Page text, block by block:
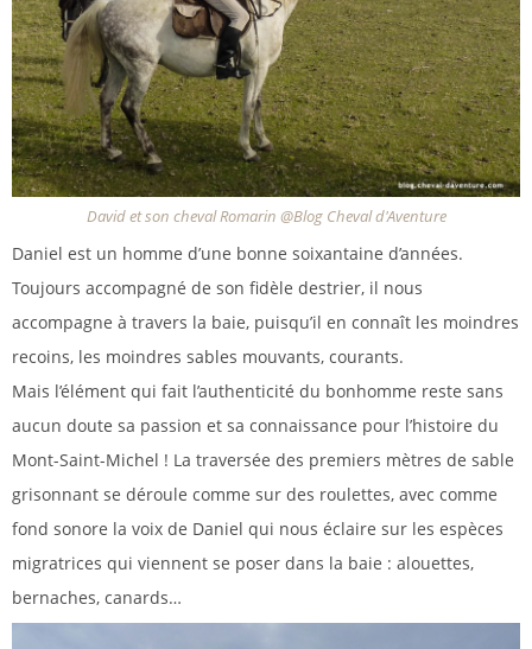
David et son cheval Romarin @Blog Cheval d'Aventure
Daniel est un homme d’une bonne soixantaine d’années.
Toujours accompagné de son fidèle destrier, il nous
accompagne à travers la baie, puisqu’il en connaît les moindres
recoins, les moindres sables mouvants, courants.
Mais l’élément qui fait l’authenticité du bonhomme reste sans
aucun doute sa passion et sa connaissance pour l’histoire du
Mont-Saint-Michel ! La traversée des premiers mètres de sable
grisonnant se déroule comme sur des roulettes, avec comme
fond sonore la voix de Daniel qui nous éclaire sur les espèces
migratrices qui viennent se poser dans la baie : alouettes,
bernaches, canards…